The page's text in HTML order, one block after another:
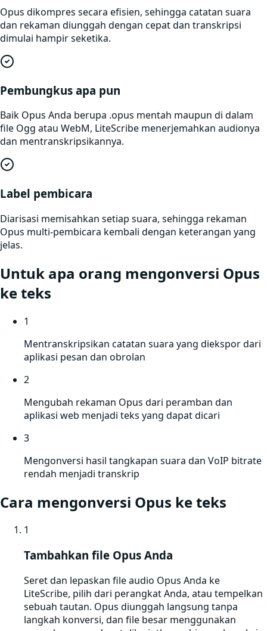
Opus dikompres secara efisien, sehingga catatan suara
dan rekaman diunggah dengan cepat dan transkripsi
dimulai hampir seketika.
Pembungkus apa pun
Baik Opus Anda berupa .opus mentah maupun di dalam
file Ogg atau WebM, LiteScribe menerjemahkan audionya
dan mentranskripsikannya.
Label pembicara
Diarisasi memisahkan setiap suara, sehingga rekaman
Opus multi-pembicara kembali dengan keterangan yang
jelas.
Untuk apa orang mengonversi Opus
ke teks
1
Mentranskripsikan catatan suara yang diekspor dari
aplikasi pesan dan obrolan
2
Mengubah rekaman Opus dari peramban dan
aplikasi web menjadi teks yang dapat dicari
3
Mengonversi hasil tangkapan suara dan VoIP bitrate
rendah menjadi transkrip
Cara mengonversi Opus ke teks
1
Tambahkan file Opus Anda
Seret dan lepaskan file audio Opus Anda ke
LiteScribe, pilih dari perangkat Anda, atau tempelkan
sebuah tautan. Opus diunggah langsung tanpa
langkah konversi, dan file besar menggunakan